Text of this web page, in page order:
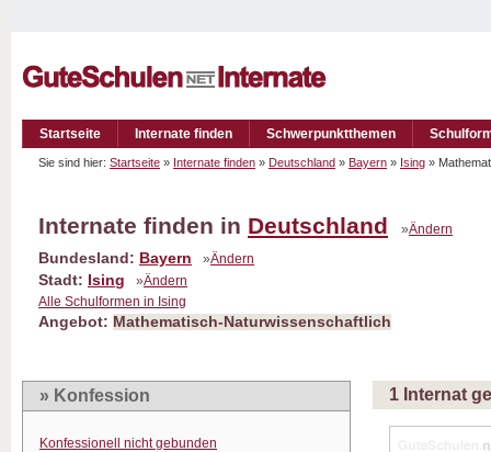
Startseite Internate finden Schwerpunktthemen
Sie sind hier: Startseite » Internate finden » Deutschland » Bayern » Ising »
Internate finden in Deutschland »Ändern
Bundesland: Bayern »Ändern
Stadt: Ising »Ändern
Alle Schulformen in Ising
Angebot: Mathematisch-Naturwissenschaftlich
» Konfession
Konfessionell nicht gebunden
1 Internat